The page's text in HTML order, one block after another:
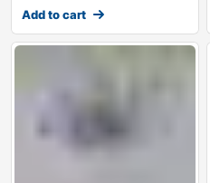
Add to cart